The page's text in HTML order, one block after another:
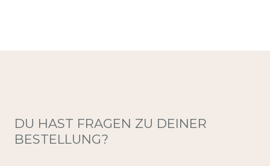
DU HAST FRAGEN ZU DEINER
BESTELLUNG?